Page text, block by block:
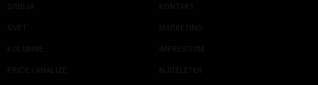
SRBIJA
SVET
KOLUMNE
PRIČE I ANALIZE
KONTAKT
MARKETING
IMPRESSUM
NJUZLETER